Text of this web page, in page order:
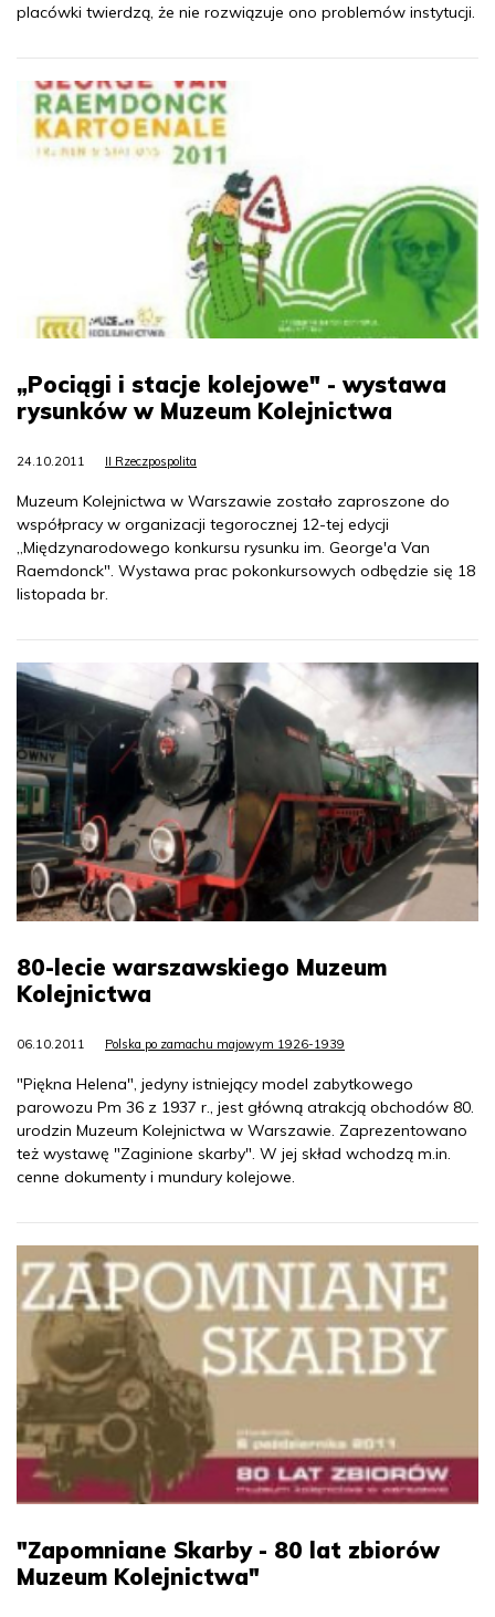
placówki twierdzą, że nie rozwiązuje ono problemów instytucji.
„Pociągi i stacje kolejowe" - wystawa
rysunków w Muzeum Kolejnictwa
24.10.2011 II Rzeczpospolita
Muzeum Kolejnictwa w Warszawie zostało zaproszone do
współpracy w organizacji tegorocznej 12-tej edycji
„Międzynarodowego konkursu rysunku im. George'a Van
Raemdonck". Wystawa prac pokonkursowych odbędzie się 18
listopada br.
80-lecie warszawskiego Muzeum
Kolejnictwa
06.10.2011 Polska po zamachu majowym 1926-1939
"Piękna Helena", jedyny istniejący model zabytkowego
parowozu Pm 36 z 1937 r., jest główną atrakcją obchodów 80.
urodzin Muzeum Kolejnictwa w Warszawie. Zaprezentowano
też wystawę "Zaginione skarby". W jej skład wchodzą m.in.
cenne dokumenty i mundury kolejowe.
"Zapomniane Skarby - 80 lat zbiorów
Muzeum Kolejnictwa"